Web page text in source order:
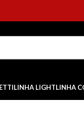
LINHA LIGHTLINHA